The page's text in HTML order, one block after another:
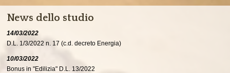
News dello studio
14/03/2022
D.L. 1/3/2022 n. 17 (c.d. decreto Energia)
10/03/2022
Bonus in "Edilizia" D.L. 13/2022